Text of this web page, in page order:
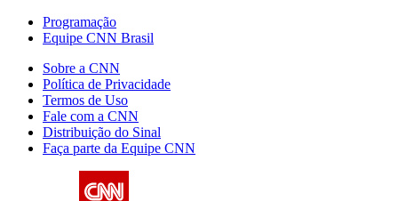
Programação
Equipe CNN Brasil
Sobre a CNN
Política de Privacidade
Termos de Uso
Fale com a CNN
Distribuição do Sinal
Faça parte da Equipe CNN